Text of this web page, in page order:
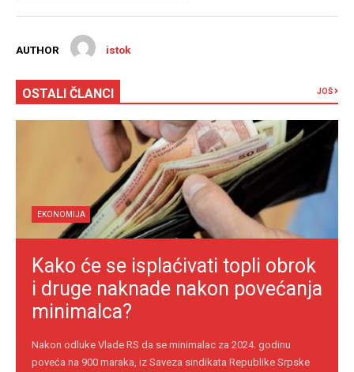
AUTHOR istok
OSTALI ČLANCI JOŠ
EKONOMIJA
Kako će se isplaćivati topli obrok
i druge naknade nakon povećanja
minimalca?
Nakon odluke Vlade RS da se minimalac za 2024. godinu
poveća na 900 maraka, iz Saveza sindikata Republike Srpske